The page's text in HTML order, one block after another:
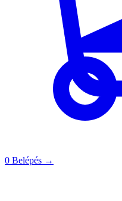
0 Belépés →